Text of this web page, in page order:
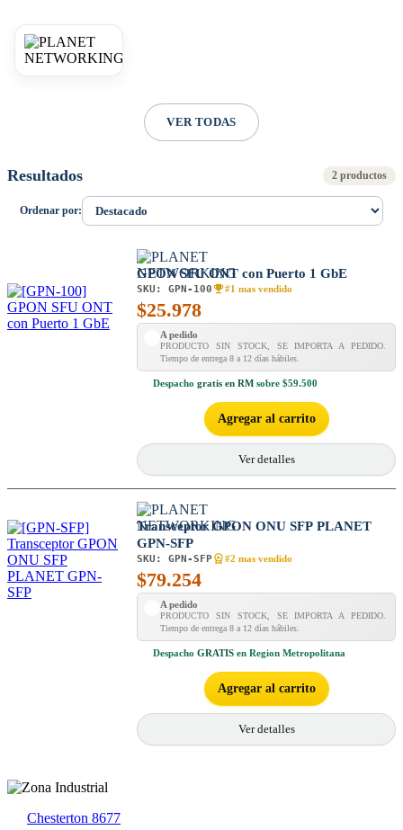
VER TODAS
Resultados 2 productos
Ordenar por:
GPON SFU ONT con Puerto 1 GbE
SKU: GPN-100 #1 mas vendido
$25.978
A pedido
PRODUCTO SIN STOCK, SE IMPORTA A PEDIDO.
Tiempo de entrega 8 a 12 días hábiles.
Despacho gratis en RM sobre $59.500
Agregar al carrito
Ver detalles
Transceptor GPON ONU SFP PLANET
GPN-SFP
SKU: GPN-SFP #2 mas vendido
$79.254
A pedido
PRODUCTO SIN STOCK, SE IMPORTA A PEDIDO.
Tiempo de entrega 8 a 12 días hábiles.
Despacho GRATIS en Region Metropolitana
Agregar al carrito
Ver detalles
Chesterton 8677